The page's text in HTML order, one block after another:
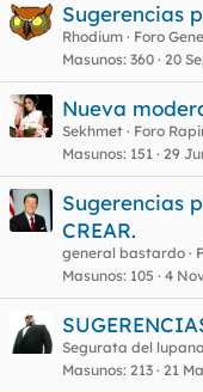
Sugerencias
Rhodium
Foro
Masunos 360 20
Nueva
Sekhmet
Foro
Masunos 151 29
Sugerencias
CREAR.
general bastardo
Masunos 105 4
Segurata del
Masunos 213 21